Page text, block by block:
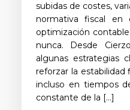
subidas de costes,
normativa fiscal en
optimización
nunca. Desde
algunas estrategias
reforzar la
incluso en tiempos
constante de la […]